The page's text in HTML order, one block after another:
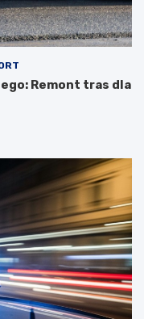
Remont tras dla